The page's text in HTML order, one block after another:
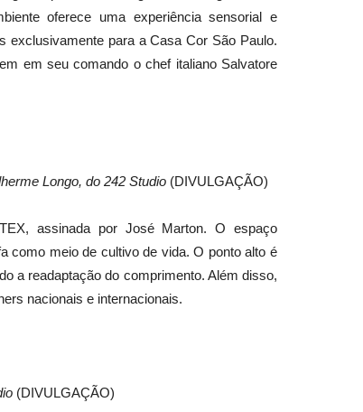
oferece uma experiência sensorial e
exclusivamente para a Casa Cor São Paulo.
em seu comando o chef italiano Salvatore
Longo, do 242 Studio (DIVULGAÇÃO)
assinada por José Marton. O espaço
como meio de cultivo de vida. O ponto alto é
a readaptação do comprimento. Além disso,
nacionais e internacionais.
(DIVULGAÇÃO)